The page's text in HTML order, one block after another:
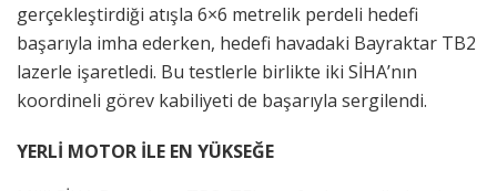
gerçekleştirdiği atışla 6×6 metrelik perdeli hedefi
başarıyla imha ederken, hedefi havadaki Bayraktar TB2
lazerle işaretledi. Bu testlerle birlikte iki SİHA’nın
koordineli görev kabiliyeti de başarıyla sergilendi.
YERLİ MOTOR İLE EN YÜKSEĞE